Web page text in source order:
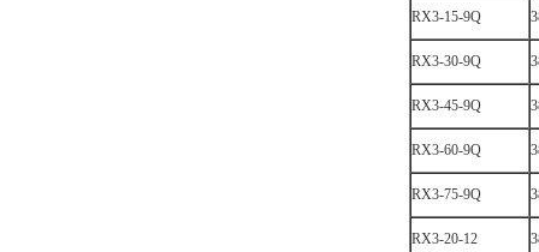
RX3-15-9Q
RX3-30-9Q
RX3-45-9Q
RX3-60-9Q
RX3-75-9Q
RX3-20-12